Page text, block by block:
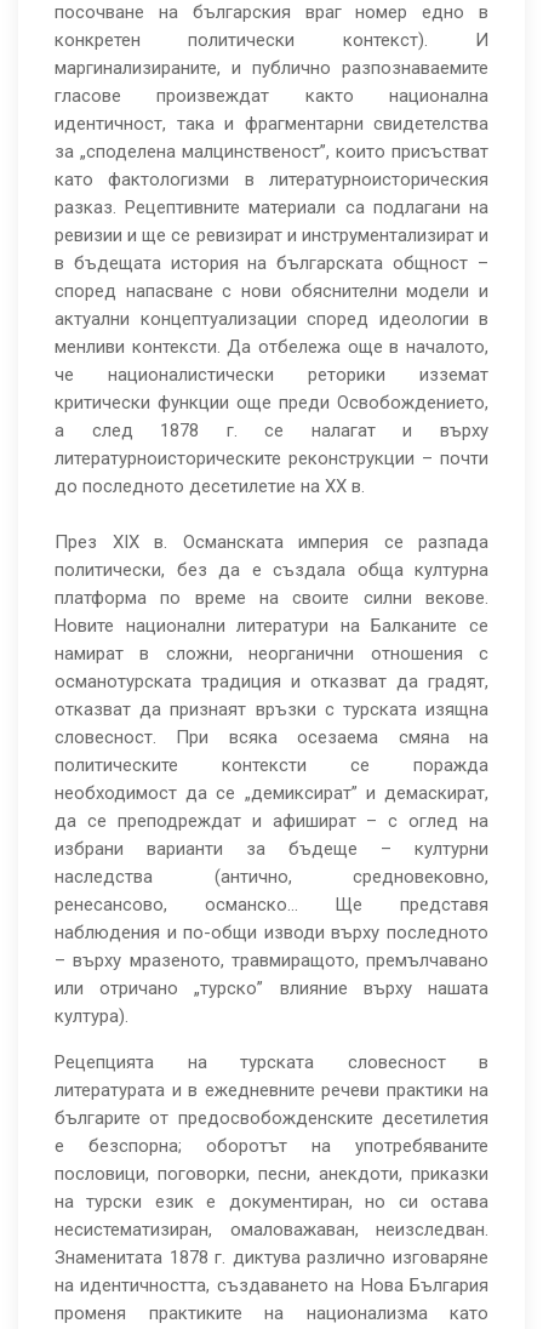
посочване на българския враг номер едно в
конкретен политически контекст). И
маргинализираните, и публично разпознаваемите
гласове произвеждат както национална
идентичност, така и фрагментарни свидетелства
за „споделена малцинственост”, които присъстват
като фактологизми в литературноисторическия
разказ. Рецептивните материали са подлагани на
ревизии и ще се ревизират и инструментализират и
в бъдещата история на българската общност –
според напасване с нови обяснителни модели и
актуални концептуализации според идеологии в
менливи контексти. Да отбележа още в началото,
че националистически реторики изземат
критически функции още преди Освобождението,
а след 1878 г. се налагат и върху
литературноисторическите реконструкции – почти
до последното десетилетие на ХХ в.
През ХІХ в. Османската империя се разпада
политически, без да е създала обща културна
платформа по време на своите силни векове.
Новите национални литератури на Балканите се
намират в сложни, неорганични отношения с
османотурската традиция и отказват да градят,
отказват да признаят връзки с турската изящна
словесност. При всяка осезаема смяна на
политическите контексти се поражда
необходимост да се „демиксират” и демаскират,
да се преподреждат и афишират – с оглед на
избрани варианти за бъдеще – културни
наследства (антично, средновековно,
ренесансово, османско… Ще представя
наблюдения и по-общи изводи върху последното
– върху мразеното, травмиращото, премълчавано
или отричано „турско” влияние върху нашата
култура).
Рецепцията на турската словесност в
литературата и в ежедневните речеви практики на
българите от предосвобожденските десетилетия
е безспорна; оборотът на употребяваните
пословици, поговорки, песни, анекдоти, приказки
на турски език е документиран, но си остава
несистематизиран, омаловажаван, неизследван.
Знаменитата 1878 г. диктува различно изговаряне
на идентичността, създаването на Нова България
променя практиките на национализма като